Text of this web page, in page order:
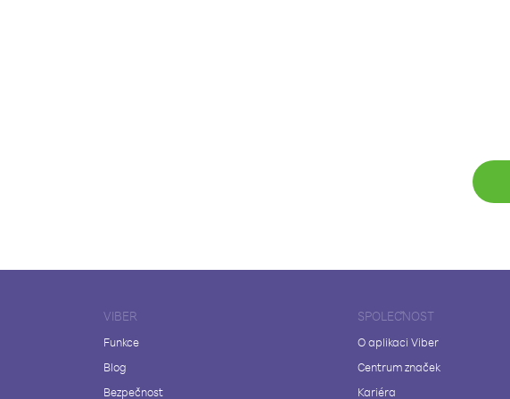
VIBER
Funkce
Blog
Bezpečnost
SPOLEČNOST
O aplikaci Viber
Centrum značek
Kariéra